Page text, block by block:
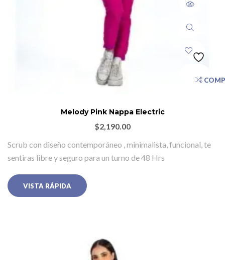
Melody Pink Nappa Electric
$2,190.00
Scrub con diseño contemporáneo , minimalista, funcional, te
sentiras libre y seguro para un turno de 48 Hrs
VISTA RÁPIDA